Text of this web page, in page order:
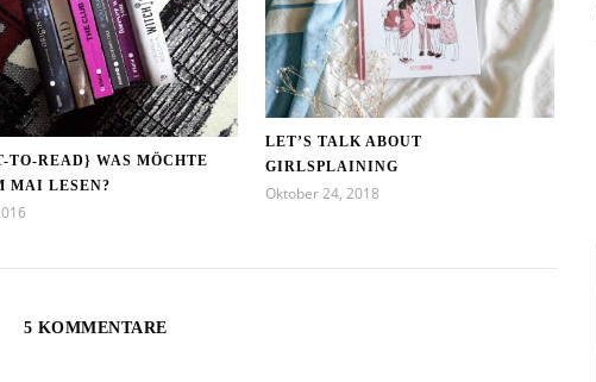
TO-READ} WAS MÖCHTE
MAI LESEN?
LET’S TALK ABOUT
GIRLSPLAINING
Oktober 24, 2018
5 KOMMENTARE